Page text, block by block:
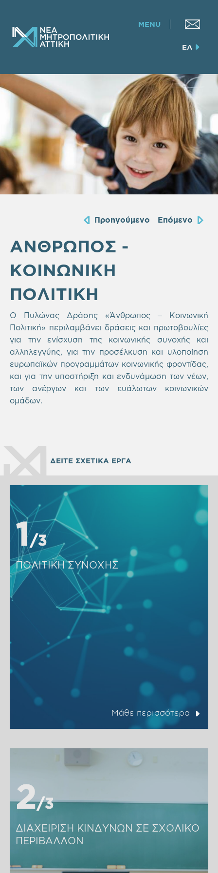
MENU
ΕΛ
ΑΝΘΡΩΠΟΣ -
ΚΟΙΝΩΝΙΚΗ
ΠΟΛΙΤΙΚΗ
Ο Πυλώνας Δράσης «Άνθρωπος – Κοινωνική
Πολιτική» περιλαμβάνει δράσεις και πρωτοβουλίες
για την ενίσχυση της κοινωνικής συνοχής και
αλληλεγγύης, για την προσέλκυση και υλοποίηση
ευρωπαϊκών προγραμμάτων κοινωνικής φροντίδας,
και για την υποστήριξη και ενδυνάμωση των νέων,
των ανέργων και των ευάλωτων κοινωνικών
ομάδων.
Προηγούμενο Επόμενο
ΔΕΙΤΕ ΣΧΕΤΙΚΑ ΕΡΓΑ
1
1 3
3
ΠΟΛΙΤΙΚΗ ΣΥΝΟΧΗΣ
Μάθε περισσότερα
2
2 3
3
ΔΙΑΧΕΙΡΙΣΗ ΚΙΝΔΥΝΩΝ ΣΕ ΣΧΟΛΙΚΟ
ΠΕΡΙΒΑΛΛΟΝ